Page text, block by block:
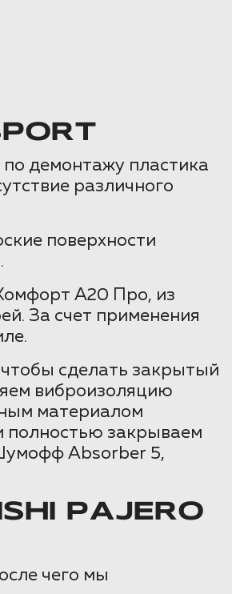
демонтажу пластика
различного
поверхности
А20 Про, из
За счет применения
сделать закрытый
виброизоляцию
материалом
полностью закрываем
Absorber 5,
PAJERO
чего мы